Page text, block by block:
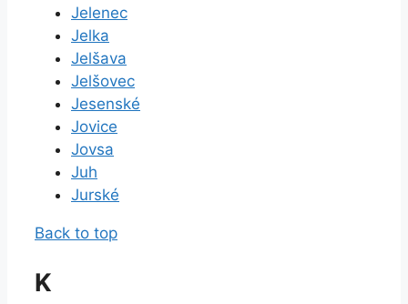
Jelenec
Jelka
Jelšava
Jelšovec
Jesenské
Jovice
Jovsa
Juh
Jurské
Back to top
K